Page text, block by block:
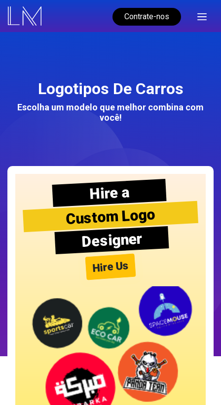
Contrate-nos
Logotipos De Carros
Escolha um modelo que melhor combina com
você!
Hire a
Custom Logo
Designer
Hire Us